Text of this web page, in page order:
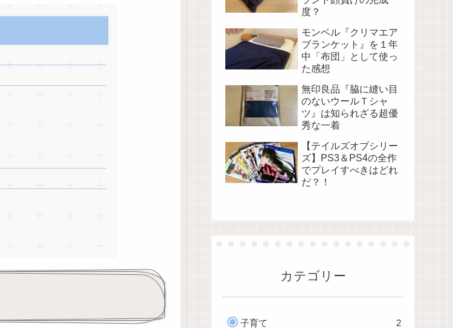
度？
モンベル『クリマエア
ブランケット』を１年
中「布団」として使っ
た感想
無印良品『脇に縫い目
のないウールＴシャ
ツ』は知られざる超優
秀な一着
【テイルズオブシリー
ズ】PS3＆PS4の全作
でプレイすべきはどれ
だ？！
カテゴリー
子育て 2